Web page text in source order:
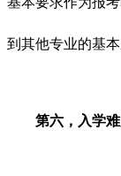
到其他专业的基本
第六，入学难